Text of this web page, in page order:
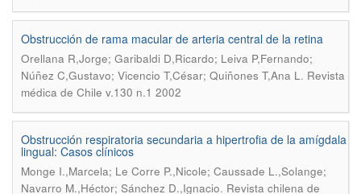
Obstrucción de rama macular de arteria central de la retina
Orellana R,Jorge; Garibaldi D,Ricardo; Leiva P,Fernando;
Núñez C,Gustavo; Vicencio T,César; Quiñones T,Ana L. Revista
médica de Chile v.130 n.1 2002
Obstrucción respiratoria secundaria a hipertrofia de la amígdala
lingual: Casos clínicos
Monge I.,Marcela; Le Corre P.,Nicole; Caussade L.,Solange;
Navarro M.,Héctor; Sánchez D.,Ignacio. Revista chilena de